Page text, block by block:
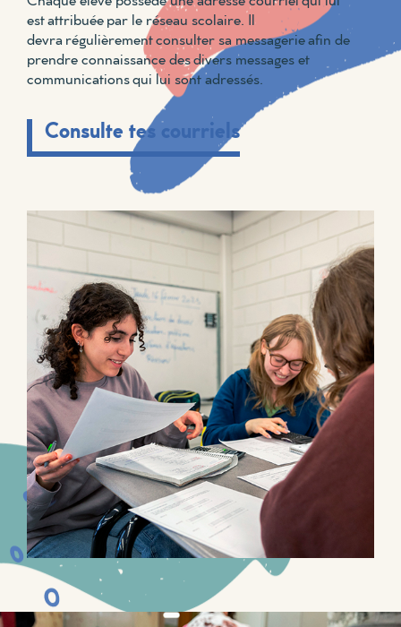
est attribuée par le réseau scolaire. Il
devra régulièrement consulter sa messagerie afin de
prendre connaissance des divers messages et
communications qui lui sont adressés.
Consulte tes courriels